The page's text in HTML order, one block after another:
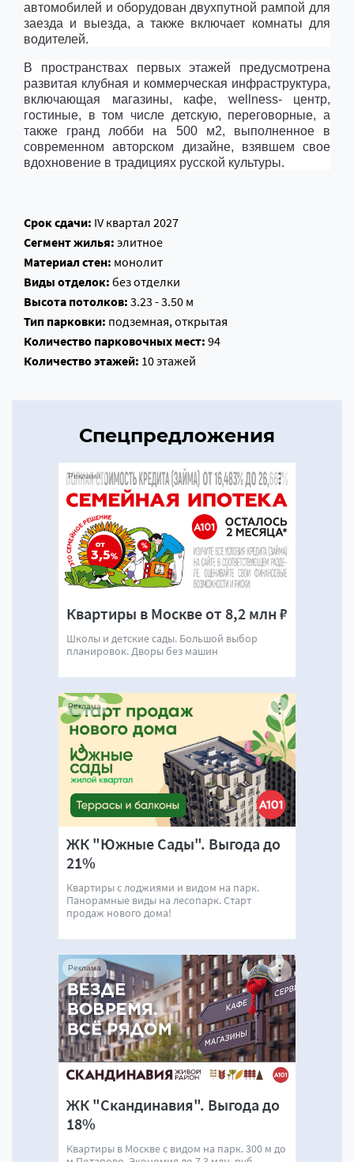
автомобилей и оборудован двухпутной рампой для
заезда и выезда, а также включает комнаты для
водителей.
В пространствах первых этажей предусмотрена
развитая клубная и коммерческая инфраструктура,
включающая магазины, кафе, wellness- центр,
гостиные, в том числе детскую, переговорные, а
также гранд лобби на 500 м2, выполненное в
современном авторском дизайне, взявшем свое
вдохновение в традициях русской культуры.
Срок сдачи: IV квартал 2027
Сегмент жилья: элитное
Материал стен: монолит
Виды отделок: без отделки
Высота потолков: 3.23 - 3.50 м
Тип парковки: подземная, открытая
Количество парковочных мест: 94
Количество этажей: 10 этажей
Спецпредложения
Квартиры в Москве от 8,2 млн ₽
Школы и детские сады. Большой выбор
планировок. Дворы без машин
Реклама
ЖК "Южные Сады". Выгода до
21%
Квартиры с лоджиями и видом на парк.
Панорамные виды на лесопарк. Старт
продаж нового дома!
Реклама
ЖК "Скандинавия". Выгода до
18%
Квартиры в Москве с видом на парк. 300 м до
Реклама